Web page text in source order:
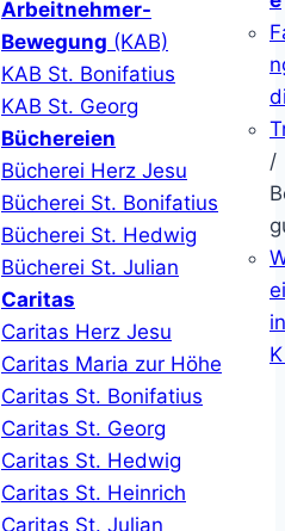
Arbeitnehmer-
Bewegung (KAB)
KAB St. Bonifatius
KAB St. Georg
Büchereien
Bücherei Herz Jesu
Bücherei St. Bonifatius
Bücherei St. Hedwig
Bücherei St. Julian
Caritas
Caritas Herz Jesu
Caritas Maria zur Höhe
Caritas St. Bonifatius
Caritas St. Georg
Caritas St. Hedwig
Caritas St. Heinrich
Caritas St. Julian
/